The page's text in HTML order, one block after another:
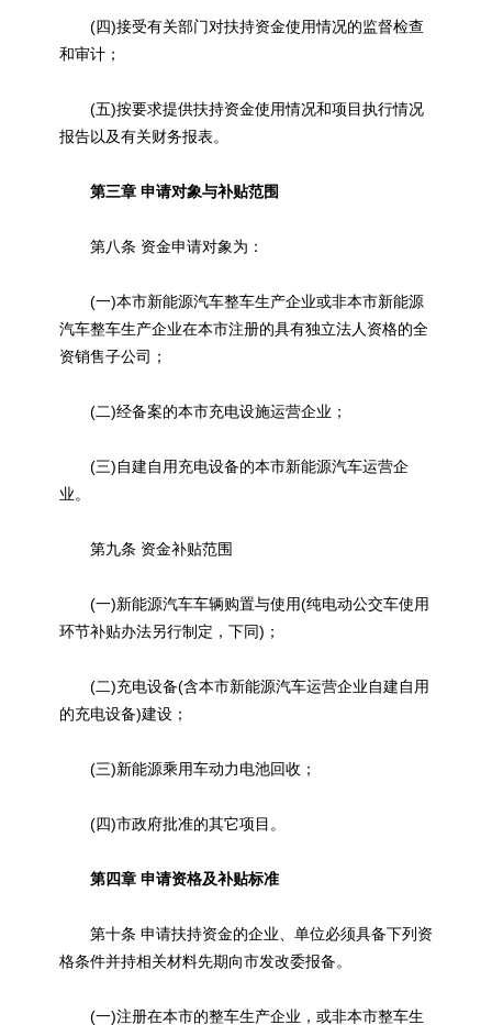
(四)接受有关部门对扶持资金使用情况的监督检查
和审计；
(五)按要求提供扶持资金使用情况和项目执行情况
报告以及有关财务报表。
第三章 申请对象与补贴范围
第八条 资金申请对象为：
(一)本市新能源汽车整车生产企业或非本市新能源
汽车整车生产企业在本市注册的具有独立法人资格的全
资销售子公司；
(二)经备案的本市充电设施运营企业；
(三)自建自用充电设备的本市新能源汽车运营企
业。
第九条 资金补贴范围
(一)新能源汽车车辆购置与使用(纯电动公交车使用
环节补贴办法另行制定，下同)；
(二)充电设备(含本市新能源汽车运营企业自建自用
的充电设备)建设；
(三)新能源乘用车动力电池回收；
(四)市政府批准的其它项目。
第四章 申请资格及补贴标准
第十条 申请扶持资金的企业、单位必须具备下列资
格条件并持相关材料先期向市发改委报备。
(一)注册在本市的整车生产企业，或非本市整车生